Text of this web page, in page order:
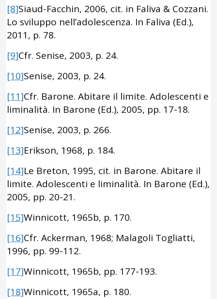
[8]Siaud-Facchin, 2006, cit. in Faliva & Cozzani.
Lo sviluppo nell’adolescenza. In Faliva (Ed.),
2011, p. 78.
[9]Cfr. Senise, 2003, p. 24.
[10]Senise, 2003, p. 24.
[11]Cfr. Barone. Abitare il limite. Adolescenti e
liminalità. In Barone (Ed.), 2005, pp. 17-18.
[12]Senise, 2003, p. 266.
[13]Erikson, 1968, p. 184.
[14]Le Breton, 1995, cit. in Barone. Abitare il
limite. Adolescenti e liminalità. In Barone (Ed.),
2005, pp. 20-21.
[15]Winnicott, 1965b, p. 170.
[16]Cfr. Ackerman, 1968; Malagoli Togliatti,
1996, pp. 99-112.
[17]Winnicott, 1965b, pp. 177-193.
[18]Winnicott, 1965a, p. 180.